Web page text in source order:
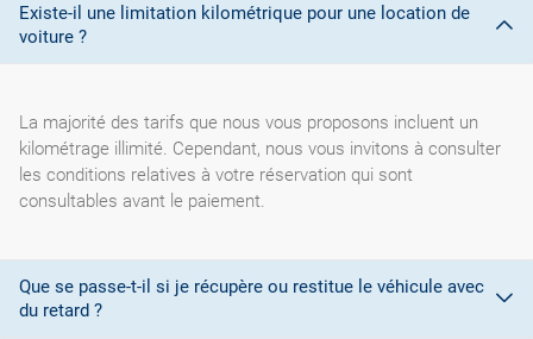
Existe-il une limitation kilométrique pour une location de
voiture ?
La majorité des tarifs que nous vous proposons incluent un
kilométrage illimité. Cependant, nous vous invitons à consulter
les conditions relatives à votre réservation qui sont
consultables avant le paiement.
Que se passe-t-il si je récupère ou restitue le véhicule avec
du retard ?